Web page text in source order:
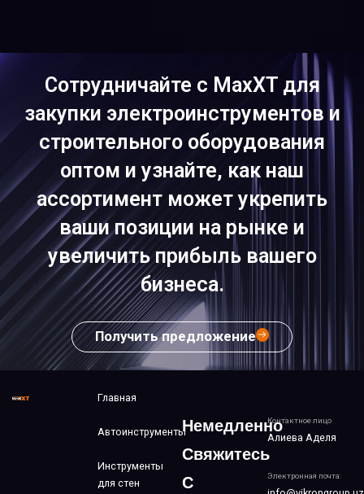
Сотрудничайте с MaxXT для
закупки электроинструментов и
строительного оборудования
оптом и узнайте, как наш
ассортимент может укрепить
ваши позиции на рынке и
увеличить прибыль вашего
бизнеса.
Получить предложение
Контактное лицо
Алиева Аделя
Электронная почта:
Главная
Автоинструменты
Инструменты
для стен
Немедленно
Свяжитесь
С